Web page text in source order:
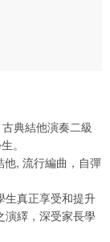
典結他演奏二級
。
, 流行編曲，自彈
生真正享受和提升
演繹，深受家長學